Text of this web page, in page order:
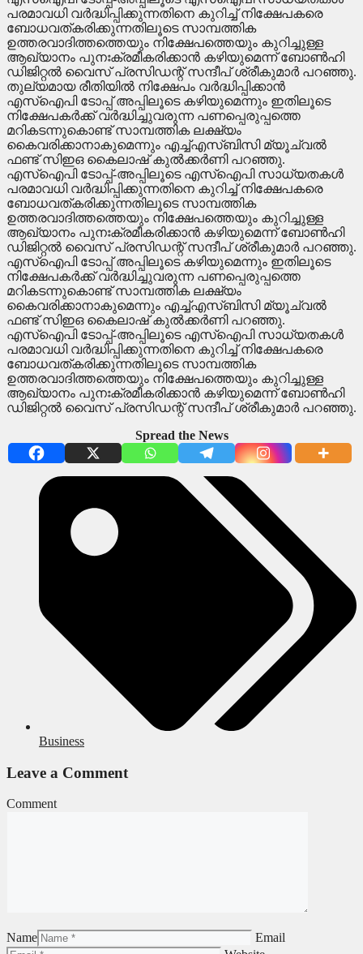
പരമാവധി വര്‍ദ്ധിപ്പിക്കുന്നതിനെ കുറിച്ച് നിക്ഷേപകരെ
ബോധവത്കരിക്കുന്നതിലൂടെ സാമ്പത്തിക
ഉത്തരവാദിത്തത്തെയും നിക്ഷേപത്തെയും കുറിച്ചുള്ള
ആഖ്യാനം പുനഃക്രമീകരിക്കാന്‍ കഴിയുമെന്ന് ബോണ്‍ഹി
ഡിജിറ്റല്‍ വൈസ് പ്രസിഡന്റ് സന്ദീപ് ശ്രീകുമാര്‍ പറഞ്ഞു.
തുല്യമായ രീതിയില്‍ നിക്ഷേപം വര്‍ദ്ധിപ്പിക്കാന്‍
എസ്‌ഐപി ടോപ്പ് അപ്പിലൂടെ കഴിയുമെന്നും ഇതിലൂടെ
നിക്ഷേപകര്‍ക്ക് വര്‍ദ്ധിച്ചുവരുന്ന പണപ്പെരുപ്പത്തെ
മറികടന്നുകൊണ്ട് സാമ്പത്തിക ലക്ഷ്യം
കൈവരിക്കാനാകുമെന്നും എച്ച്എസ്ബിസി മ്യൂച്വല്‍
ഫണ്ട് സിഇഒ കൈലാഷ് കുല്‍ക്കര്‍ണി പറഞ്ഞു.
എസ്‌ഐപി ടോപ്പ്-അപ്പിലൂടെ എസ്‌ഐപി സാധ്യതകള്‍
പരമാവധി വര്‍ദ്ധിപ്പിക്കുന്നതിനെ കുറിച്ച് നിക്ഷേപകരെ
ബോധവത്കരിക്കുന്നതിലൂടെ സാമ്പത്തിക
ഉത്തരവാദിത്തത്തെയും നിക്ഷേപത്തെയും കുറിച്ചുള്ള
ആഖ്യാനം പുനഃക്രമീകരിക്കാന്‍ കഴിയുമെന്ന് ബോണ്‍ഹി
ഡിജിറ്റല്‍ വൈസ് പ്രസിഡന്റ് സന്ദീപ് ശ്രീകുമാര്‍ പറഞ്ഞു.
എസ്‌ഐപി ടോപ്പ് അപ്പിലൂടെ കഴിയുമെന്നും ഇതിലൂടെ
നിക്ഷേപകര്‍ക്ക് വര്‍ദ്ധിച്ചുവരുന്ന പണപ്പെരുപ്പത്തെ
മറികടന്നുകൊണ്ട് സാമ്പത്തിക ലക്ഷ്യം
കൈവരിക്കാനാകുമെന്നും എച്ച്എസ്ബിസി മ്യൂച്വല്‍
ഫണ്ട് സിഇഒ കൈലാഷ് കുല്‍ക്കര്‍ണി പറഞ്ഞു.
എസ്‌ഐപി ടോപ്പ്-അപ്പിലൂടെ എസ്‌ഐപി സാധ്യതകള്‍
പരമാവധി വര്‍ദ്ധിപ്പിക്കുന്നതിനെ കുറിച്ച് നിക്ഷേപകരെ
ബോധവത്കരിക്കുന്നതിലൂടെ സാമ്പത്തിക
ഉത്തരവാദിത്തത്തെയും നിക്ഷേപത്തെയും കുറിച്ചുള്ള
ആഖ്യാനം പുനഃക്രമീകരിക്കാന്‍ കഴിയുമെന്ന് ബോണ്‍ഹി
ഡിജിറ്റല്‍ വൈസ് പ്രസിഡന്റ് സന്ദീപ് ശ്രീകുമാര്‍ പറഞ്ഞു.
Spread the News
Business
Leave a Comment
Comment
Name
Email